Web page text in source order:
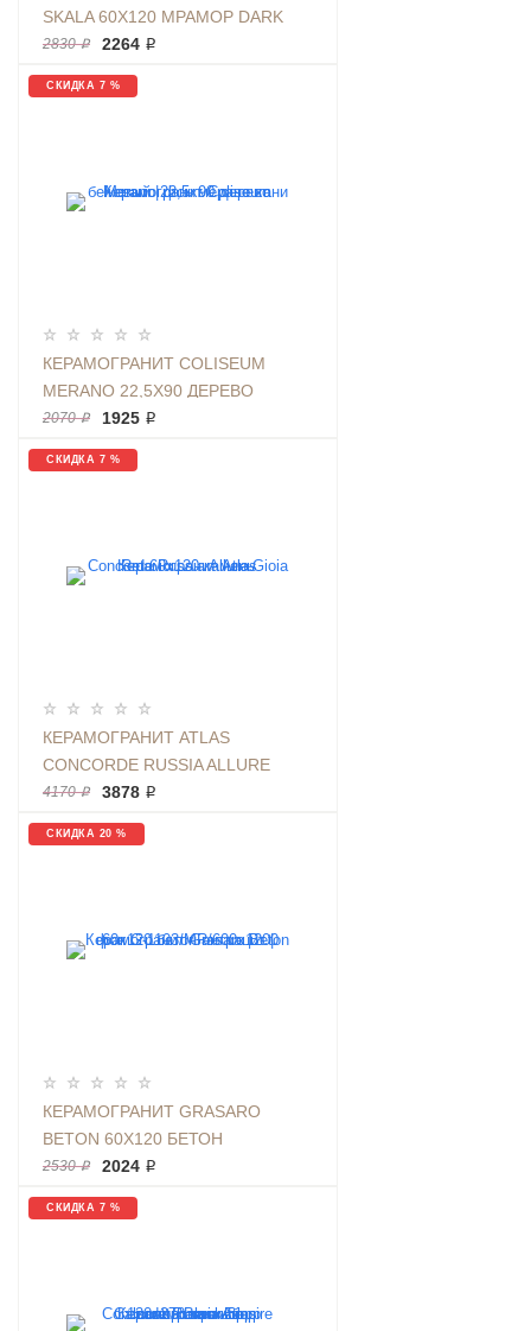
SKALA 60Х120 МРАМОР DARK
GREY | ФОН K-
2203/MR/600X1200X11
2830 ₽ 2264 ₽
СКИДКА 7 %
КЕРАМОГРАНИТ COLISEUM
MERANO 22,5Х90 ДЕРЕВО
БЕЖЕВЫЙ | ФОН МЕРАНО ХАНИ
2070 ₽ 1925 ₽
СКИДКА 7 %
КЕРАМОГРАНИТ ATLAS
CONCORDE RUSSIA ALLURE
GIOIA RET 60X120 КАМЕНЬ
4170 ₽ 3878 ₽
СКИДКА 20 %
КЕРАМОГРАНИТ GRASARO
BETON 60Х120 БЕТОН
АНТРАЦИТ | ФОН G-
1103/MR/600X1200
2530 ₽ 2024 ₽
СКИДКА 7 %